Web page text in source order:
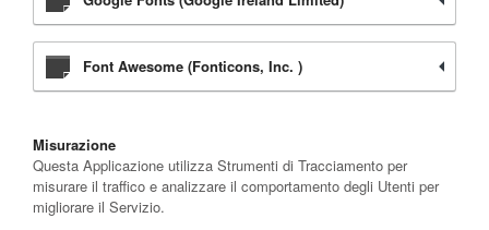
Font Awesome (Fonticons, Inc. )
Misurazione
Questa Applicazione utilizza Strumenti di Tracciamento per
misurare il traffico e analizzare il comportamento degli Utenti per
migliorare il Servizio.